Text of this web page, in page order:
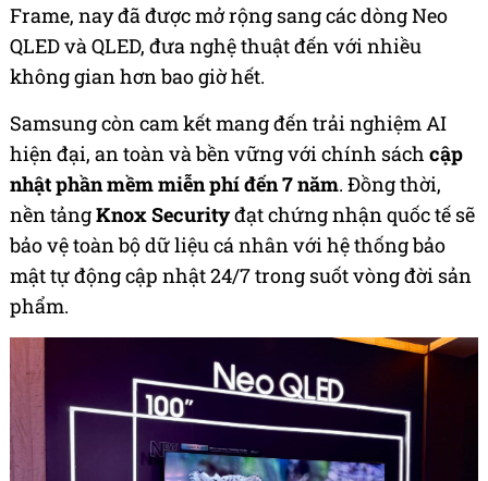
Frame, nay đã được mở rộng sang các dòng Neo
QLED và QLED, đưa nghệ thuật đến với nhiều
không gian hơn bao giờ hết.
Samsung còn cam kết mang đến trải nghiệm AI
hiện đại, an toàn và bền vững với chính sách cập
nhật phần mềm miễn phí đến 7 năm. Đồng thời,
nền tảngKnox Securityđạt chứng nhận quốc tế sẽ
bảo vệ toàn bộ dữ liệu cá nhân với hệ thống bảo
mật tự động cập nhật 24/7 trong suốt vòng đời sản
phẩm.